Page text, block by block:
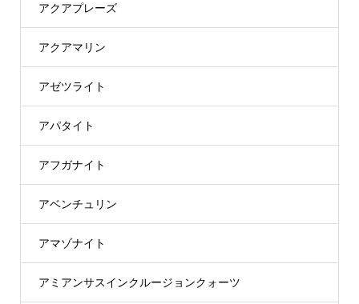
アクアプレーズ
アクアマリン
アゼツライト
アパタイト
アフガナイト
アベンチュリン
アマゾナイト
アミアンサスインクルージョンクォーツ